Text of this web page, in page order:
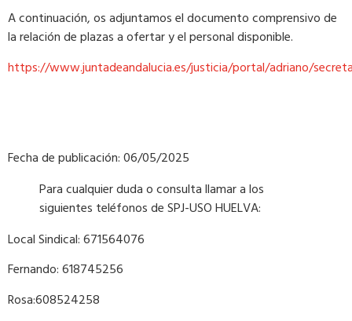
A continuación, os adjuntamos el documento comprensivo de
la relación de plazas a ofertar y el personal disponible.
https://www.juntadeandalucia.es/justicia/portal/adriano/
Fecha de publicación: 06/05/2025
Para cualquier duda o consulta llamar a los
siguientes teléfonos de SPJ-USO HUELVA:
Local Sindical: 671564076
Fernando: 618745256
Rosa:608524258